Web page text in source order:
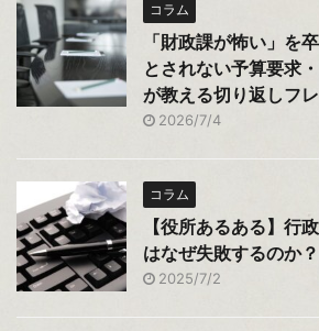
コラム
「財政課が怖い」を
とされない予算要求
が教える切り返しフレ
2026/7/4
コラム
【役所あるある】行
はなぜ失敗するのか？
2025/7/2